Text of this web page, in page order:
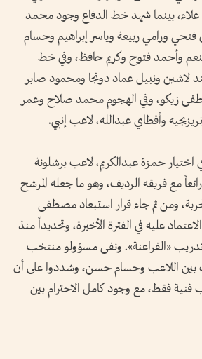
بينما شهد خط الدفاع وجود محمد
ورامي ربيعة وياسر إبراهيم وحسام
وأحمد فتوح وكريم حافظ، وفي خط
لاشين ونبيل عماد دونجا ومحمود صابر
زيكو، وفي الهجوم محمد صلاح وعمر
وأقطاي عبدالله، لاعب إنبي.
اختيار حمزة عبدالكريم، لاعب برشلونة
مع فريقه الرديف، وهو ما جعله المرشح
ومن ثم جاء قرار استبعاد مصطفى
عليه في الفترة الأخيرة، وتحديداً منذ
«الفراعنة». ونفى مسؤولو منتخب
بين اللاعب وحسام حسن، وشددوا على أن
فنية فقط، مع وجود كامل الاحترام بين